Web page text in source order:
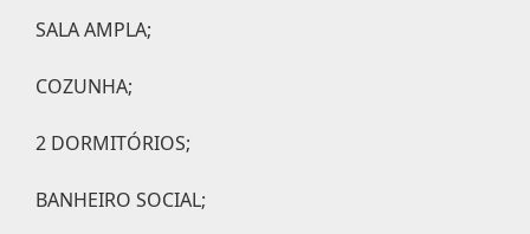
SALA AMPLA;
COZUNHA;
2 DORMITÓRIOS;
BANHEIRO SOCIAL;